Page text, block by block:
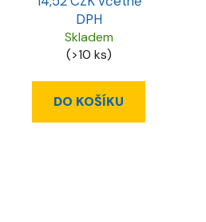
DPH
Skladem
(>10 ks)
DO KOŠÍKU